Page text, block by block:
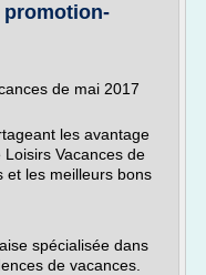
promotion-
de mai 2017
les avantage
Vacances de
et les meilleurs bons
spécialisée dans
de vacances.